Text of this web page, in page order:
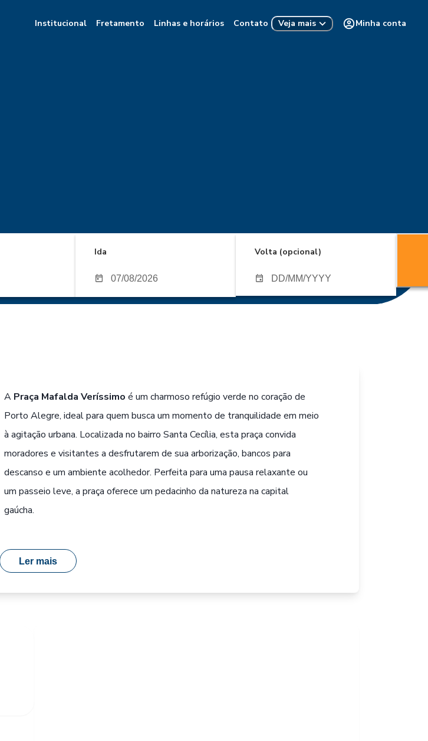
Institucional Fretamento Linhas e horários Contato Veja mais Minha conta
Ida Volta (opcional)
A Praça Mafalda Veríssimo é um charmoso refúgio verde no coração de
Porto Alegre, ideal para quem busca um momento de tranquilidade em meio
à agitação urbana. Localizada no bairro Santa Cecília, esta praça convida
moradores e visitantes a desfrutarem de sua arborização, bancos para
descanso e um ambiente acolhedor. Perfeita para uma pausa relaxante ou
um passeio leve, a praça oferece um pedacinho da natureza na capital
gaúcha.
Ler mais